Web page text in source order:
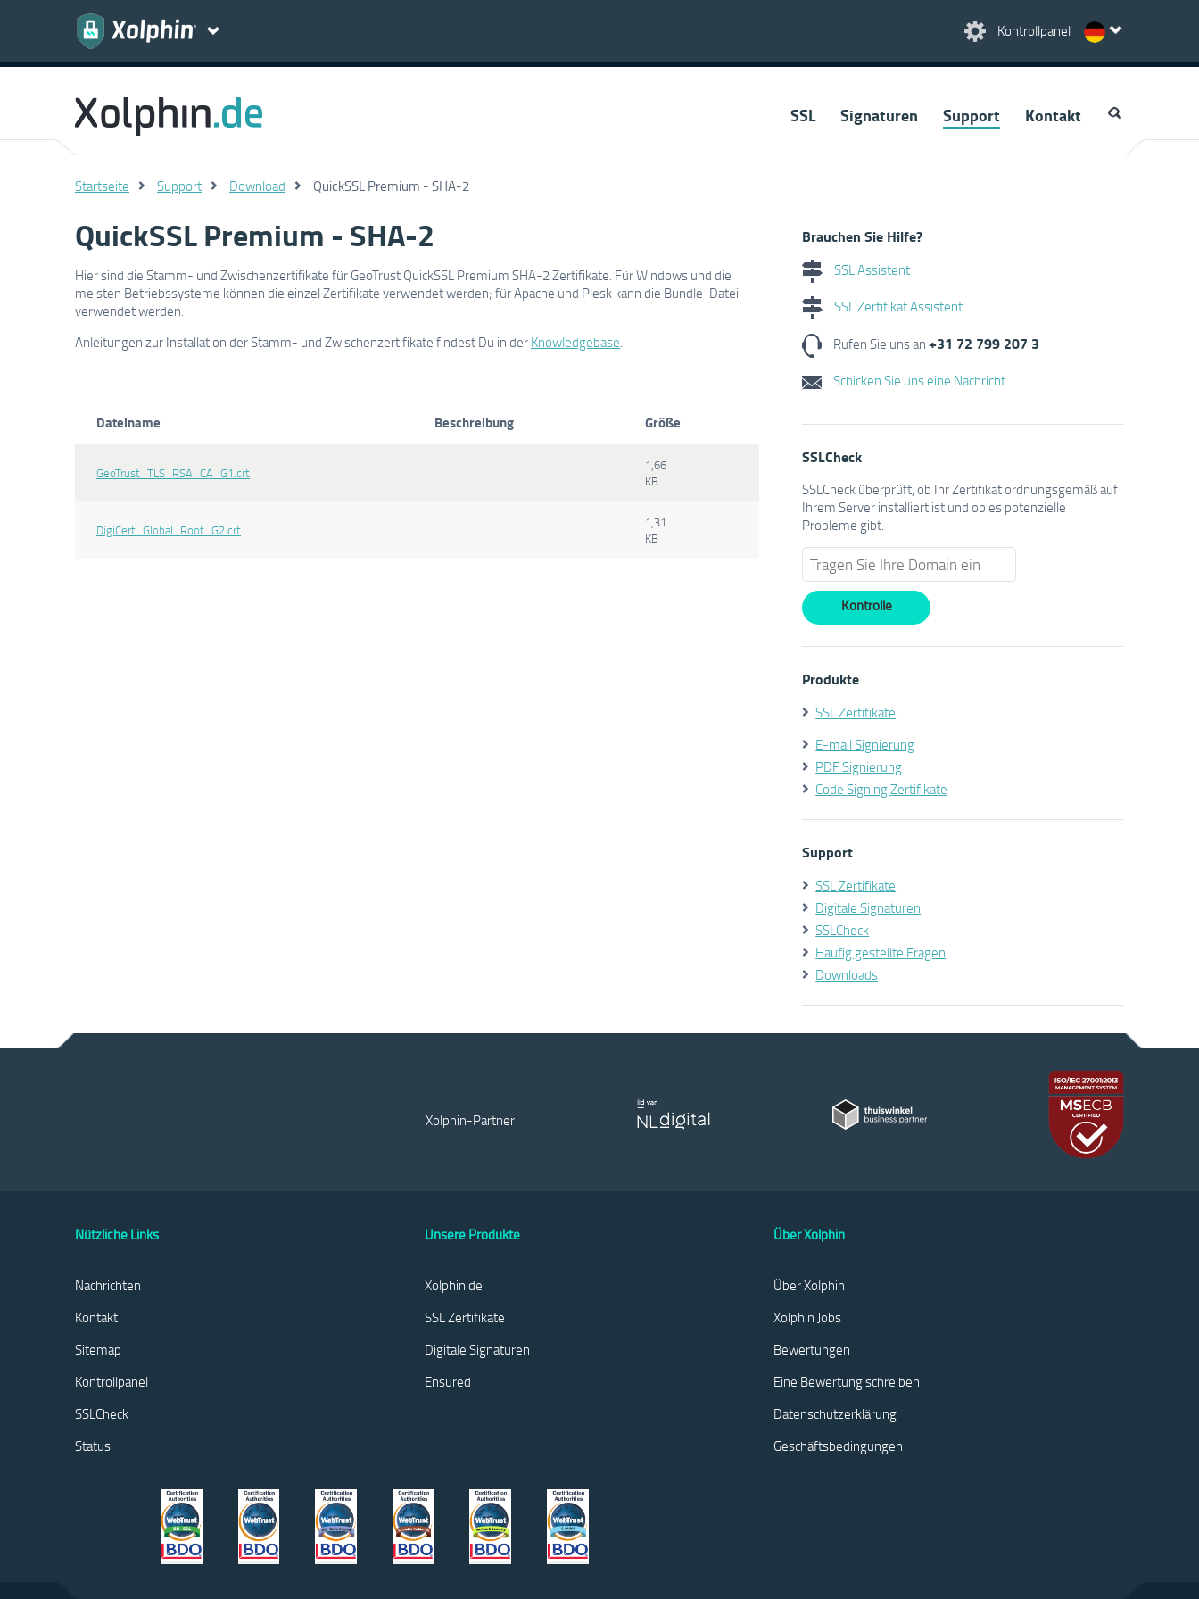
Kontrollpanel
SSL Signaturen Support Kontakt
Startseite Support Download QuickSSL Premium - SHA-2
QuickSSL Premium - SHA-2
Hier sind die Stamm- und Zwischenzertifikate für GeoTrust QuickSSL Premium SHA-2 Zertifikate. Für Windows und die
meisten Betriebssysteme können die einzel Zertifikate verwendet werden; für Apache und Plesk kann die Bundle-Datei
verwendet werden.
Anleitungen zur Installation der Stamm- und Zwischenzertifikate findest Du in der Knowledgebase.
Dateiname Beschreibung Größe
GeoTrust_TLS_RSA_CA_G1.crt
1,66
KB
DigiCert_Global_Root_G2.crt
1,31
KB
Brauchen Sie Hilfe?
SSL Assistent
SSL Zertifikat Assistent
Rufen Sie uns an+31 72 799 207 3
Schicken Sie uns eine Nachricht
SSLCheck
SSLCheck überprüft, ob Ihr Zertifikat ordnungsgemäß auf
Ihrem Server installiert ist und ob es potenzielle
Probleme gibt.
Produkte
SSL Zertifikate
E-mail Signierung
PDF Signierung
Code Signing Zertifikate
Support
SSL Zertifikate
Digitale Signaturen
SSLCheck
Häufig gestellte Fragen
Downloads
Xolphin-Partner
Nützliche Links
Nachrichten
Kontakt
Sitemap
Kontrollpanel
SSLCheck
Status
Unsere Produkte
Xolphin.de
SSL Zertifikate
Digitale Signaturen
Ensured
Über Xolphin
Über Xolphin
Xolphin Jobs
Bewertungen
Eine Bewertung schreiben
Datenschutzerklärung
Geschäftsbedingungen